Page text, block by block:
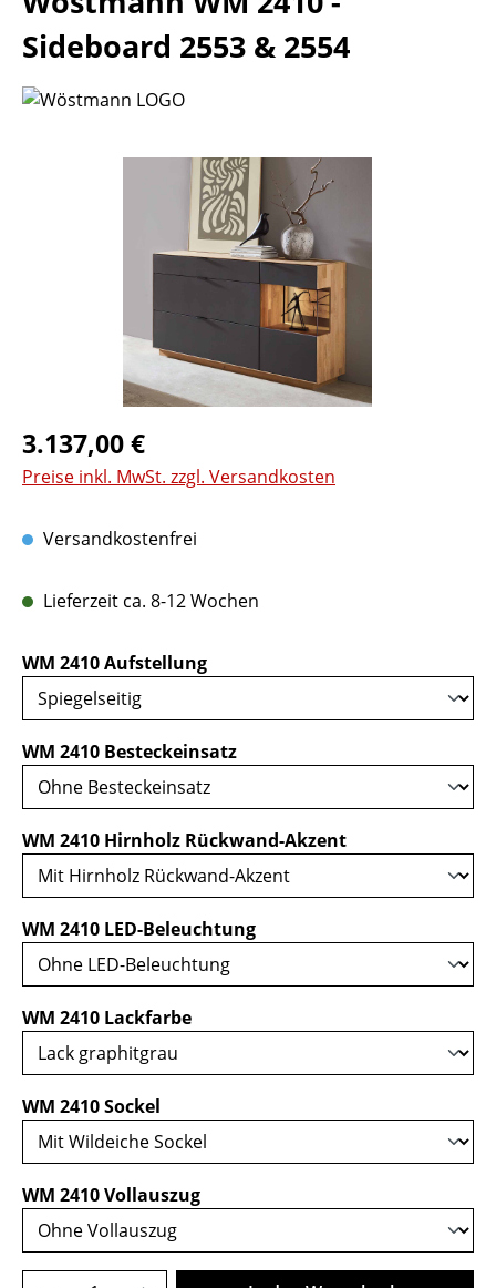
Sideboard 2553 & 2554
Bildergalerie überspringen
Regulärer Preis:
3.137,00 €
Preise inkl. MwSt. zzgl. Versandkosten
Versandkostenfrei
Lieferzeit ca. 8-12 Wochen
WM 2410 Aufstellungauswählen
WM 2410 Besteckeinsatzauswählen
WM 2410 Hirnholz Rückwand-Akzentauswählen
WM 2410 LED-Beleuchtungauswählen
WM 2410 Lackfarbeauswählen
WM 2410 Sockel
WM 2410 Vollauszugauswählen